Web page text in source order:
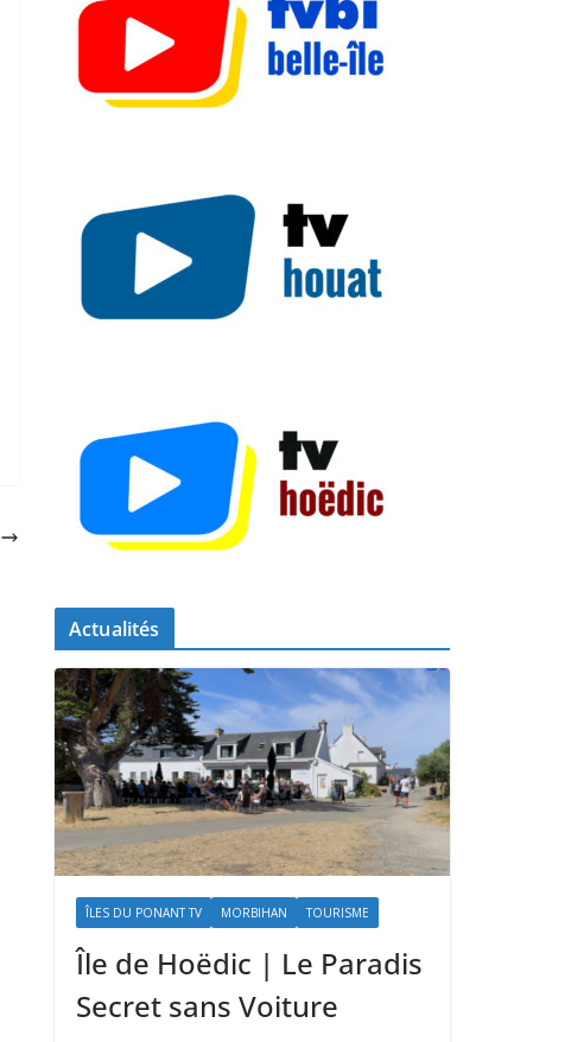
Actualités
ÎLES DU PONANT TV MORBIHAN TOURISME
Île de Hoëdic | Le Paradis
Secret sans Voiture